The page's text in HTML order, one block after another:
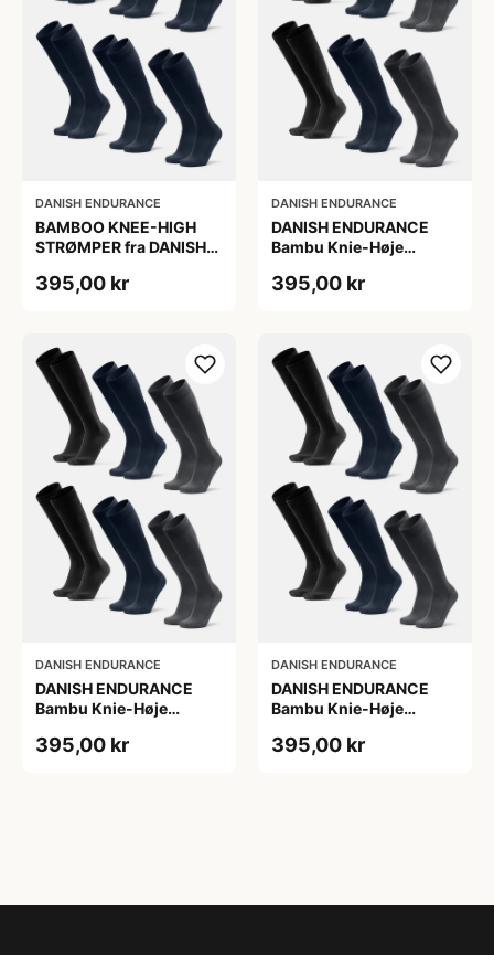
DANISH ENDURANCE
BAMBOO KNEE-HIGH
STRØMPER fra DANISH
6-Pak, Knæhøj, Bambus,
OEKO-TEX® STANDARD
100 cert.
395,00 kr
DANISH ENDURANCE
DANISH ENDURANCE
Bambu Knie-Høje
Navy Blå, 6-Pak
395,00 kr
DANISH ENDURANCE
DANISH ENDURANCE
Bambu Knie-Høje
Navy Blå, 6-Pak
395,00 kr
DANISH ENDURANCE
DANISH ENDURANCE
Bambu Knie-Høje
Navy Blå, 6-Pak
395,00 kr